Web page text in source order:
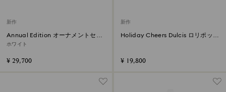
新作
Annual Edition オーナメントセッ
ト 2026
ホワイト
¥ 29,700
新作
Holiday Cheers Dulcis ロリポップ
¥ 19,800